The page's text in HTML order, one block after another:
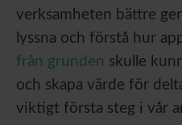
verksamheten bättre
lyssna och förstå hur
från grunden skulle
och skapa värde för
viktigt första steg i vår